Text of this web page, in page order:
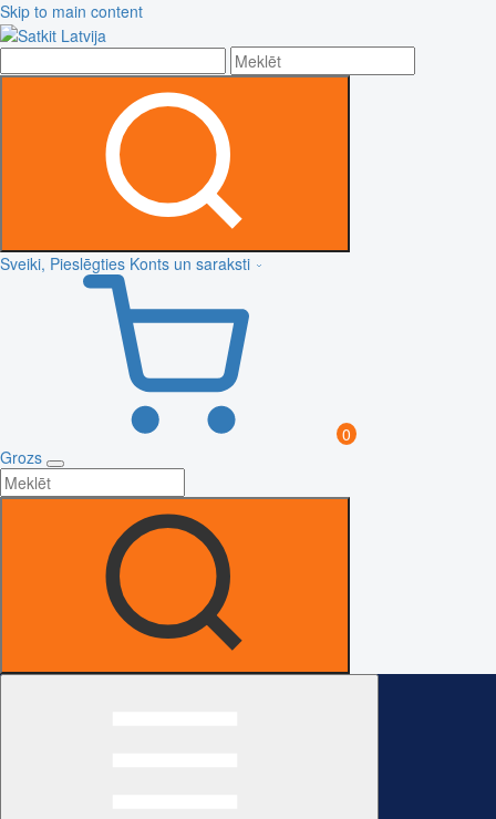
Skip to main content
Sveiki, Pieslēgties Konts un saraksti
0
Grozs